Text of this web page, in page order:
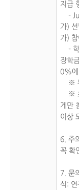
지급
-
가)
가)
- 학
장학
0%에
※ 두
※ 최
게만
이상
6. 주
꼭 확
7. 문
식: